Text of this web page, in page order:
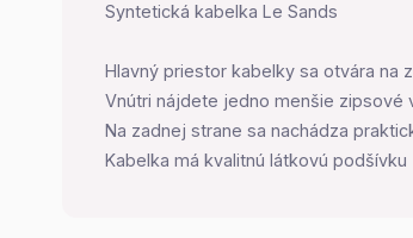
Syntetická kabelka Le Sands
Hlavný priestor kabelky sa otvára na
Vnútri nájdete jedno menšie
Na zadnej strane sa nachádza
Kabelka má kvalitnú látkovú podšívku